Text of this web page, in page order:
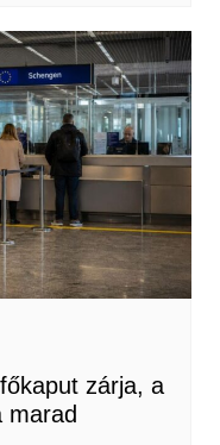
zárja, a
marad